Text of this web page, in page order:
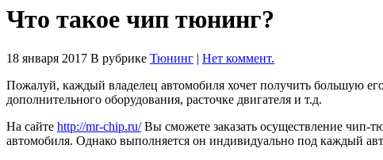
Что такое чип тюнинг?
18 января 2017 В рубрике Тюнинг | Нет коммент.
Пожалуй, каждый владелец автомобиля хочет получить большую
дополнительного оборудования, расточке двигателя и т.д.
На сайте http://mr-chip.ru/Вы сможете заказать осуществление чип-
автомобиля. Однако выполняется он индивидуально под каждый